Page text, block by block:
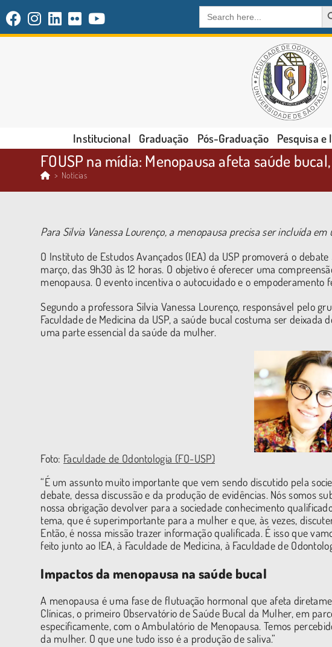
Search
for:
Institucional Graduação Pós-Graduação Pesquisa e
FOUSP na mídia: Menopausa afeta saúde
> Notícias
Para Silvia Vanessa Lourenço, a menopausa precisa ser incluída
O Instituto de Estudos Avançados (IEA) da USP promoverá o debate
março, das 9h30 às 12 horas. O objetivo é oferecer uma
menopausa. O evento incentiva o autocuidado e o empoderamento
Segundo a professora Silvia Vanessa Lourenço, responsável pelo
Faculdade de Medicina da USP, a saúde bucal costuma ser
uma parte essencial da saúde da mulher.
Foto: Faculdade de Odontologia (FO-USP)
“É um assunto muito importante que vem sendo discutido pela
debate, dessa discussão e da produção de evidências. Nós somos
nossa obrigação devolver para a sociedade conhecimento
tema, que é superimportante para a mulher e que, às vezes,
Então, é nossa missão trazer informação qualificada. É isso que
feito junto ao IEA, à Faculdade de Medicina, à Faculdade de
Impactos da menopausa na saúde bucal
A menopausa é uma fase de flutuação hormonal que afeta
Clínicas, o primeiro Observatório de Saúde Bucal da Mulher, em
especificamente, com o Ambulatório de Menopausa. Temos
da mulher. O que une tudo isso é a produção de saliva.”